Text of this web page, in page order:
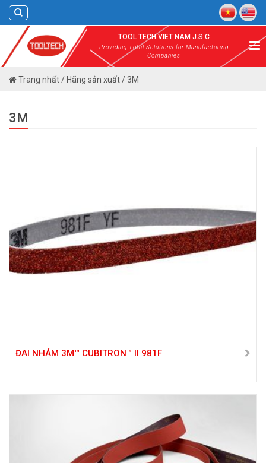
Skip
to
content
TOOL TECH VIET NAM J.S.C
Providing Total Solutions for Manufacturing
Companies
Trang nhất/ Hãng sản xuất/3M
3M
ĐAI NHÁM 3M™ CUBITRON™ II 981F